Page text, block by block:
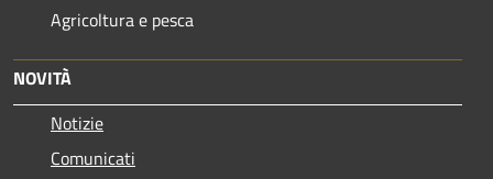
Agricoltura e pesca
NOVITÀ
Notizie
Comunicati